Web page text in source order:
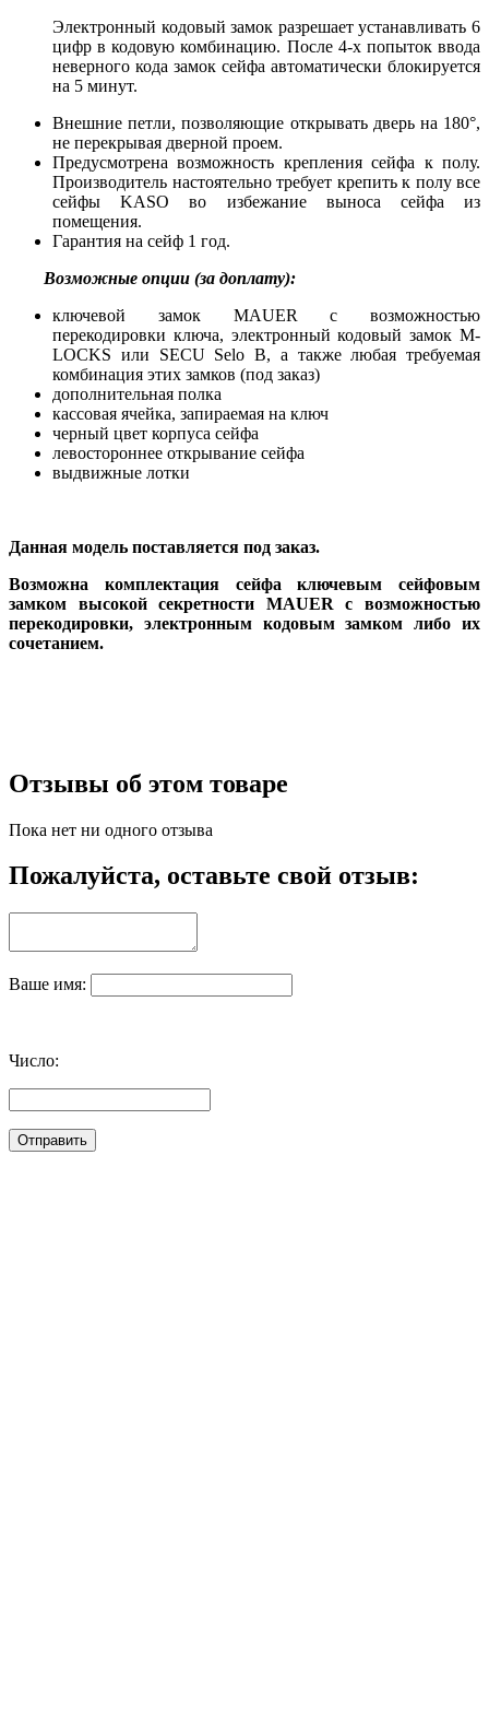
Электронный кодовый замок разрешает устанавливать 6
цифр в кодовую комбинацию. После 4-х попыток ввода
неверного кода замок сейфа автоматически блокируется
на 5 минут.
Внешние петли, позволяющие открывать дверь на 180°,
не перекрывая дверной проем.
Предусмотрена возможность крепления сейфа к полу.
Производитель настоятельно требует крепить к полу все
сейфы KASO во избежание выноса сейфа из
помещения.
Гарантия на сейф 1 год.
Возможные опции (за доплату):
ключевой замок MAUER с возможностью
перекодировки ключа, электронный кодовый замок M-
LOCKS или SECU Selo B, а также любая требуемая
комбинация этих замков (под заказ)
дополнительная полка
кассовая ячейка, запираемая на ключ
черный цвет корпуса сейфа
левостороннее открывание сейфа
выдвижные лотки
Данная модель поставляется под заказ.
Возможна комплектация сейфа ключевым сейфовым
замком высокой секретности MAUER с возможностью
перекодировки, электронным кодовым замком либо их
сочетанием.
Отзывы об этом товаре
Пока нет ни одного отзыва
Пожалуйста, оставьте свой отзыв:
Ваше имя:
Число: